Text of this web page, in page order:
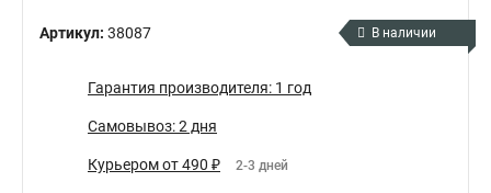
Артикул: 38087 В наличии
Гарантия производителя: 1 год
Самовывоз: 2 дня
Курьером от 490 ₽ 2-3 дней